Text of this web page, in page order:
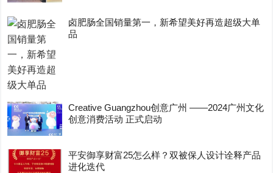
卤肥肠全国销量第一，新希望美好再造超级大单
品
Creative Guangzhou创意广州 ——2024广州文化
创意消费活动 正式启动
平安御享财富25怎么样？双被保人设计诠释产品
进化迭代